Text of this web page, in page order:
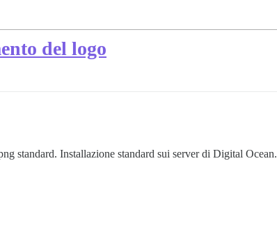
del logo
standard. Installazione standard sui server di Digital Ocean.